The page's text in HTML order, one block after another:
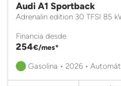
Audi A1 Sportback
Adrenalin edition 30 TFSI 85
Financia desde
254€/mes*
Gasolina • 2026 •